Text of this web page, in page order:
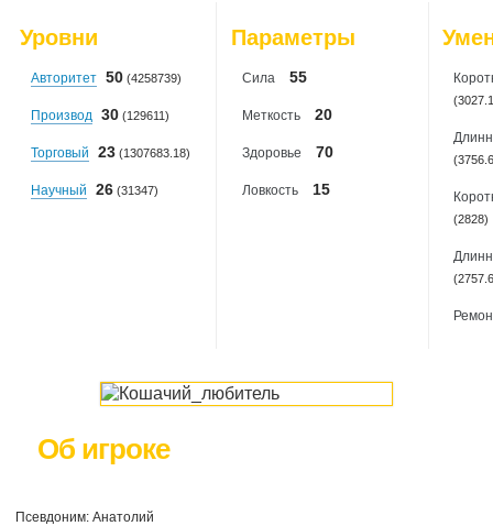
Пластикаски!
Кошкина радость
Кулички
Ещё одна кошачья радость
Ladybug
2026-08-08
Уровни
Авторитет 50 (4258739)
Производ 30 (129611)
Торговый 23 (1307683.18)
Научный 26 (31347)
Параметры
Сила 55
Меткость 20
Здоровье 70
Ловкость 15
(2828)
Об игроке
Псевдоним: Анатолий